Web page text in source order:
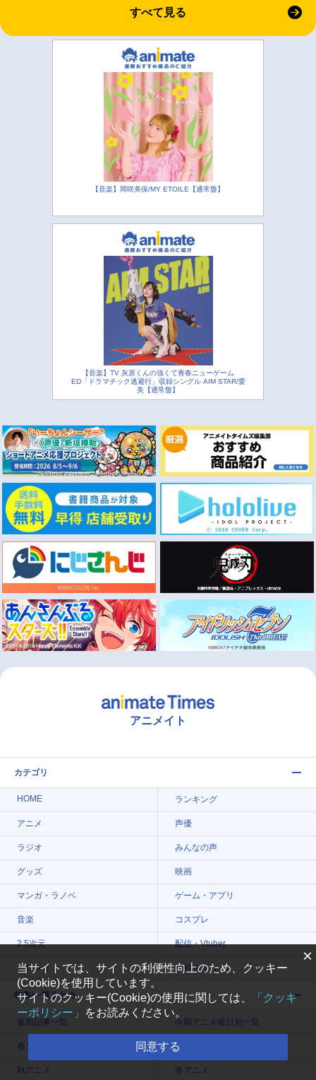
すべて見る
【音楽】岡咲美保/MY ETOILE【通常盤】
【音楽】TV 灰原くんの強くて青春ニューゲーム
ED「ドラマチック逃避行」収録シングル AIM STAR/愛
美【通常盤】
アニメイト
カテゴリ
HOME ランキング
アニメ 声優
ラジオ みんなの声
グッズ 映画
マンガ・ラノベ ゲーム・アプリ
音楽 コスプレ
2.5次元 配信・Vtuber
トレンド 無料マンガ
特集/一覧まとめ
最新記事一覧 今期アニメ曜日別一覧
春アニメ 夏アニメ
秋アニメ 冬アニメ
×
当サイトでは、サイトの利便性向上のため、クッキー
(Cookie)を使用しています。
サイトのクッキー(Cookie)の使用に関しては、
「クッキ
ーポリシー」
をお読みください。
同意する